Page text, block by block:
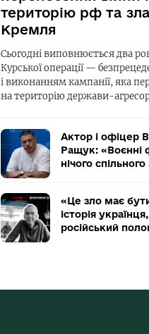
територію рф та
Кремля
Сьогодні виповнюється два
Курської операції —
і виконанням кампанії, яка
на територію держави-
Актор і офіцер
Ращук: «Воєнні
нічого
«Це зло має
історія
російський